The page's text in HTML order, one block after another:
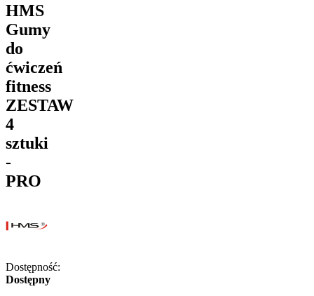
HMS
Gumy
do
ćwiczeń
fitness
ZESTAW
4
sztuki
-
PRO
Dostępność:
Dostępny